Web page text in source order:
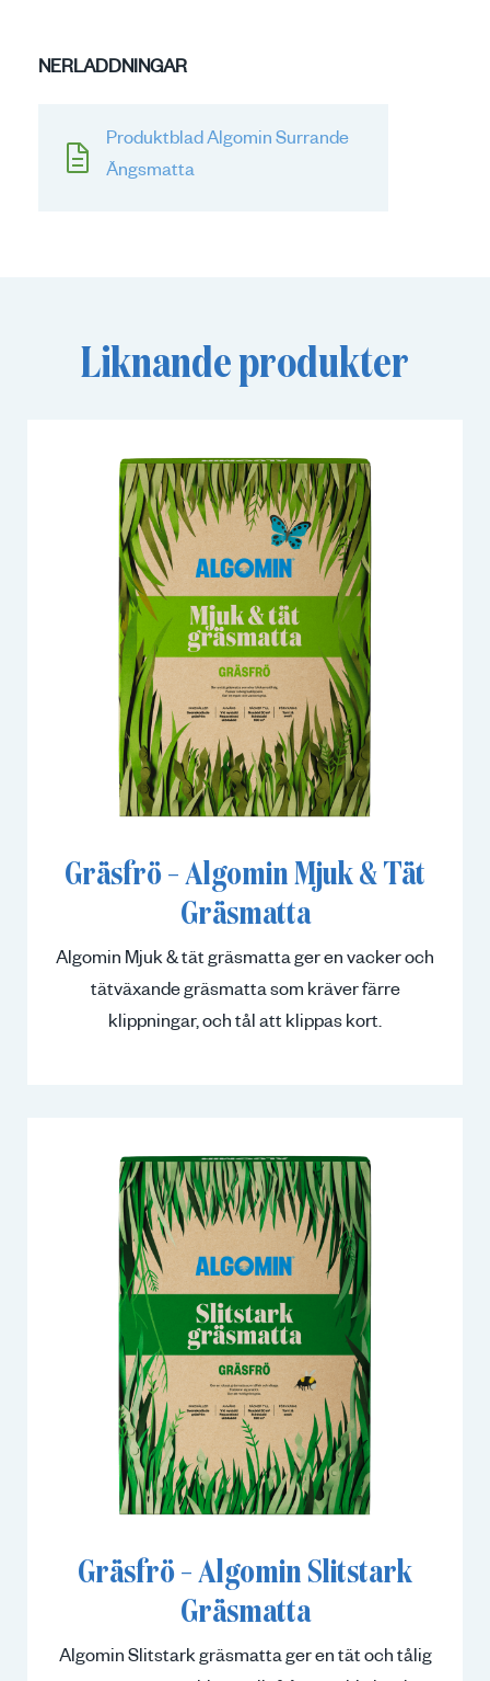
NERLADDNINGAR
Produktblad Algomin Surrande
Ängsmatta
Liknande produkter
Gräsfrö – Algomin Mjuk & Tät
Gräsmatta
Algomin Mjuk & tät gräsmatta ger en vacker och
tätväxande gräsmatta som kräver färre
klippningar, och tål att klippas kort.
Gräsfrö – Algomin Slitstark
Gräsmatta
Algomin Slitstark gräsmatta ger en tät och tålig